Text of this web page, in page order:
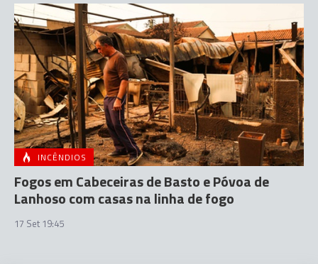
INCÊNDIOS
Fogos em Cabeceiras de Basto e Póvoa de
Lanhoso com casas na linha de fogo
17 Set 19:45